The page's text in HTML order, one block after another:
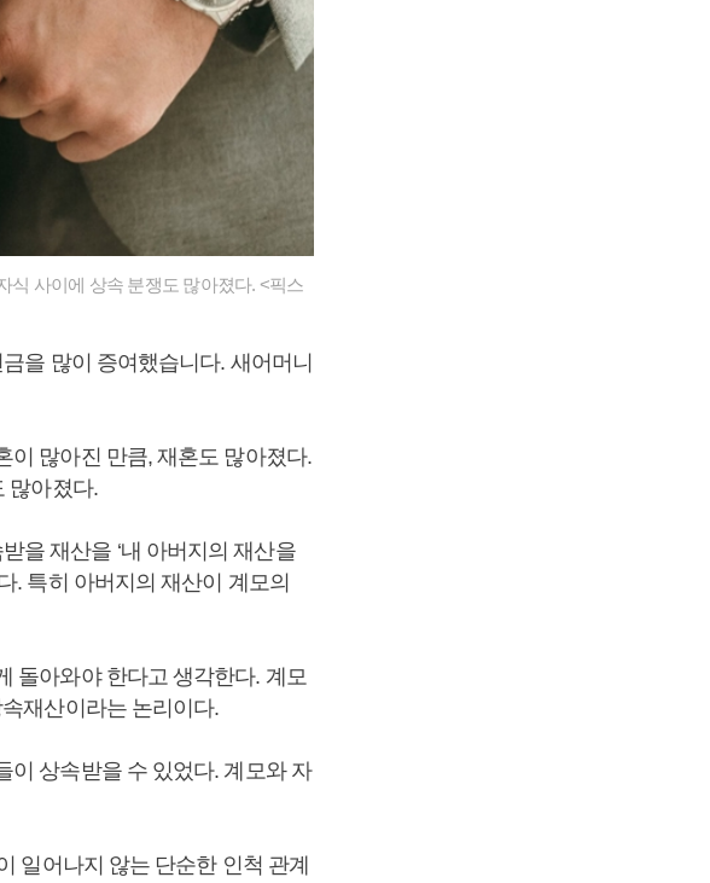
식 사이에 상속 분쟁도 많아졌다. <픽스
을 많이 증여했습니다. 새어머니
이 많아진 만큼, 재혼도 많아졌다.
많아졌다.
을 재산을 ‘내 아버지의 재산을
. 특히 아버지의 재산이 계모의
돌아와야 한다고 생각한다. 계모
재산이라는 논리이다.
이 상속받을 수 있었다. 계모와 자
일어나지 않는 단순한 인척 관계